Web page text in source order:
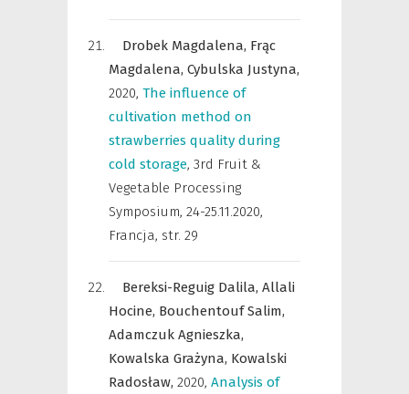
Drobek Magdalena, Frąc
Magdalena, Cybulska Justyna,
2020, The influence of
cultivation method on
strawberries quality during
cold storage, 3rd Fruit &
Vegetable Processing
Symposium, 24-25.11.2020,
Francja, str. 29
Bereksi-Reguig Dalila, Allali
Hocine, Bouchentouf Salim,
Adamczuk Agnieszka,
Kowalska Grażyna, Kowalski
Radosław, 2020, Analysis of